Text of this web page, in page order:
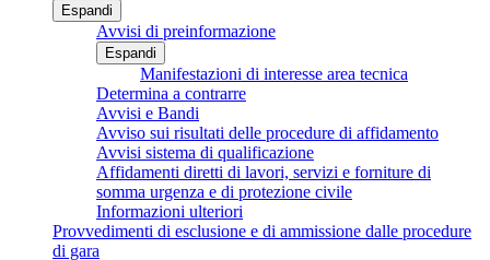
Espandi
Avvisi di preinformazione
Espandi
Manifestazioni di interesse area tecnica
Determina a contrarre
Avvisi e Bandi
Avviso sui risultati delle procedure di affidamento
Avvisi sistema di qualificazione
Affidamenti diretti di lavori, servizi e forniture di
somma urgenza e di protezione civile
Informazioni ulteriori
Provvedimenti di esclusione e di ammissione dalle procedure
di gara